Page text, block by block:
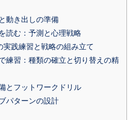
動き出しの準備
読む：予測と心理戦略
実践練習と戦略の組み立て
練習：種類の確立と切り替えの精
とフットワークドリル
パターンの設計